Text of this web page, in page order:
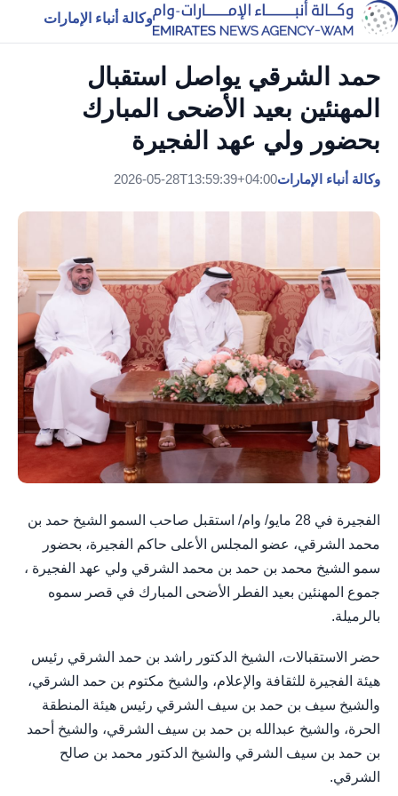
وكالة أنباء الإمارات
حمد الشرقي يواصل استقبال
المهنئين بعيد الأضحى المبارك
بحضور ولي عهد الفجيرة
وكالة أنباء الإمارات2026-05-28T13:59:39+04:00
الفجيرة في 28 مايو/ وام/ استقبل صاحب السمو الشيخ حمد بن
محمد الشرقي، عضو المجلس الأعلى حاكم الفجيرة، بحضور
سمو الشيخ محمد بن حمد بن محمد الشرقي ولي عهد الفجيرة ،
جموع المهنئين بعيد الفطر الأضحى المبارك في قصر سموه
بالرميلة.
حضر الاستقبالات، الشيخ الدكتور راشد بن حمد الشرقي رئيس
هيئة الفجيرة للثقافة والإعلام، والشيخ مكتوم بن حمد الشرقي،
والشيخ سيف بن حمد بن سيف الشرقي رئيس هيئة المنطقة
الحرة، والشيخ عبدالله بن حمد بن سيف الشرقي، والشيخ أحمد
بن حمد بن سيف الشرقي والشيخ الدكتور محمد بن صالح
الشرقي.